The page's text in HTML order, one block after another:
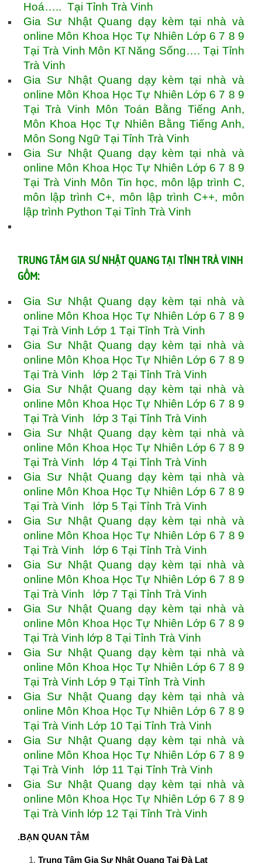
Hoá….. Tại Tỉnh Trà Vinh
Gia Sư Nhật Quang dạy kèm tại nhà và
online Môn Khoa Học Tự Nhiên Lớp 6 7 8 9
Tại Trà Vinh Môn Kĩ Năng Sống…. Tại Tỉnh
Trà Vinh
Gia Sư Nhật Quang dạy kèm tại nhà và
online Môn Khoa Học Tự Nhiên Lớp 6 7 8 9
Tại Trà Vinh Môn Toán Bằng Tiếng Anh,
Môn Khoa Học Tự Nhiên Bằng Tiếng Anh,
Môn Song Ngữ Tại Tỉnh Trà Vinh
Gia Sư Nhật Quang dạy kèm tại nhà và
online Môn Khoa Học Tự Nhiên Lớp 6 7 8 9
Tại Trà Vinh Môn Tin học, môn lập trình C,
môn lập trình C+, môn lập trình C++, môn
lập trình Python Tại Tỉnh Trà Vinh
TRUNG TÂM GIA SƯ NHẬT QUANG TẠI TỈNH TRÀ VINH
GỒM:
Gia Sư Nhật Quang dạy kèm tại nhà và
online Môn Khoa Học Tự Nhiên Lớp 6 7 8 9
Tại Trà Vinh Lớp 1 Tại Tỉnh Trà Vinh
Gia Sư Nhật Quang dạy kèm tại nhà và
online Môn Khoa Học Tự Nhiên Lớp 6 7 8 9
Tại Trà Vinh lớp 2 Tại Tỉnh Trà Vinh
Gia Sư Nhật Quang dạy kèm tại nhà và
online Môn Khoa Học Tự Nhiên Lớp 6 7 8 9
Tại Trà Vinh lớp 3 Tại Tỉnh Trà Vinh
Gia Sư Nhật Quang dạy kèm tại nhà và
online Môn Khoa Học Tự Nhiên Lớp 6 7 8 9
Tại Trà Vinh lớp 4 Tại Tỉnh Trà Vinh
Gia Sư Nhật Quang dạy kèm tại nhà và
online Môn Khoa Học Tự Nhiên Lớp 6 7 8 9
Tại Trà Vinh lớp 5 Tại Tỉnh Trà Vinh
Gia Sư Nhật Quang dạy kèm tại nhà và
online Môn Khoa Học Tự Nhiên Lớp 6 7 8 9
Tại Trà Vinh lớp 6 Tại Tỉnh Trà Vinh
Gia Sư Nhật Quang dạy kèm tại nhà và
online Môn Khoa Học Tự Nhiên Lớp 6 7 8 9
Tại Trà Vinh lớp 7 Tại Tỉnh Trà Vinh
Gia Sư Nhật Quang dạy kèm tại nhà và
online Môn Khoa Học Tự Nhiên Lớp 6 7 8 9
Tại Trà Vinh lớp 8 Tại Tỉnh Trà Vinh
Gia Sư Nhật Quang dạy kèm tại nhà và
online Môn Khoa Học Tự Nhiên Lớp 6 7 8 9
Tại Trà Vinh Lớp 9 Tại Tỉnh Trà Vinh
Gia Sư Nhật Quang dạy kèm tại nhà và
online Môn Khoa Học Tự Nhiên Lớp 6 7 8 9
Tại Trà Vinh Lớp 10 Tại Tỉnh Trà Vinh
Gia Sư Nhật Quang dạy kèm tại nhà và
online Môn Khoa Học Tự Nhiên Lớp 6 7 8 9
Tại Trà Vinh lớp 11 Tại Tỉnh Trà Vinh
Gia Sư Nhật Quang dạy kèm tại nhà và
online Môn Khoa Học Tự Nhiên Lớp 6 7 8 9
Tại Trà Vinh lớp 12 Tại Tỉnh Trà Vinh
.BẠN QUAN TÂM
Trung Tâm Gia Sư Nhật Quang Tại Đà Lạt